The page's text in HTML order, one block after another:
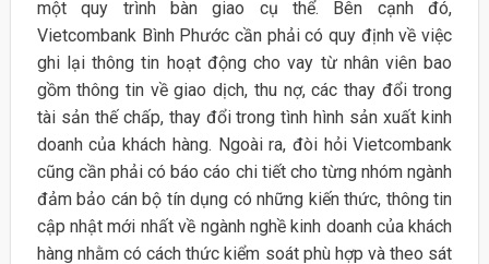
một quy trình bàn giao cụ thể. Bên cạnh đó,
Vietcombank Bình Phước cần phải có quy định về việc
ghi lại thông tin hoạt động cho vay từ nhân viên bao
gồm thông tin về giao dịch, thu nợ, các thay đổi trong
tài sản thế chấp, thay đổi trong tình hình sản xuất kinh
doanh của khách hàng. Ngoài ra, đòi hỏi Vietcombank
cũng cần phải có báo cáo chi tiết cho từng nhóm ngành
đảm bảo cán bộ tín dụng có những kiến thức, thông tin
cập nhật mới nhất về ngành nghề kinh doanh của khách
hàng nhằm có cách thức kiểm soát phù hợp và theo sát